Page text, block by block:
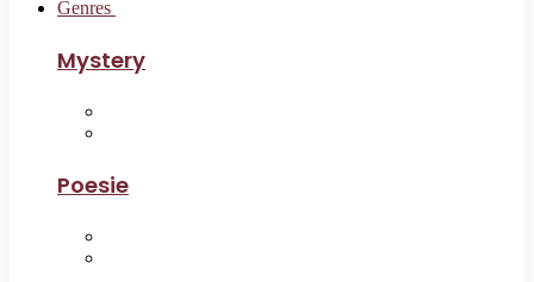
Genres
Mystery
Poesie